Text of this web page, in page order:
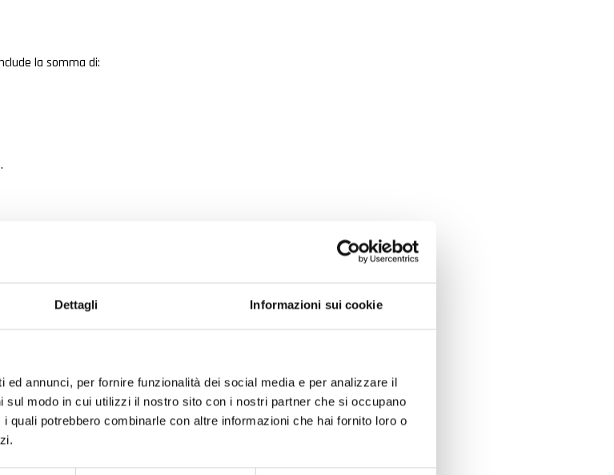
Dettagli Informazioni sui cookie
annunci, per fornire funzionalità dei social media e per analizzare il
sul modo in cui utilizzi il nostro sito con i nostri partner che si occupano
quali potrebbero combinarle con altre informazioni che hai fornito loro o
la somma di:
già stavo usando quello che avevo acquistato